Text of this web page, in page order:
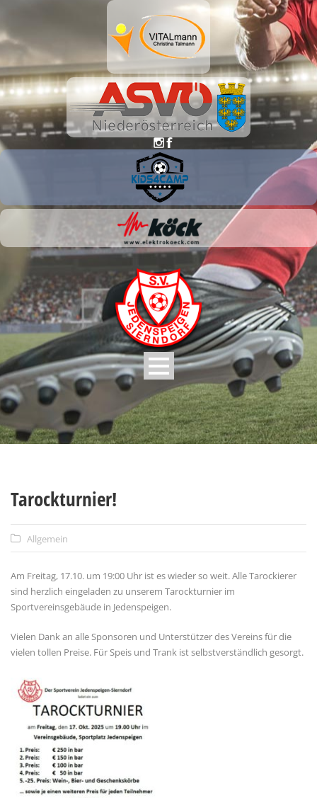
Tarockturnier!
Allgemein
Am Freitag, 17.10. um 19:00 Uhr ist es wieder so weit. Alle Tarockierer
sind herzlich eingeladen zu unserem Tarockturnier im
Sportvereinsgebäude in Jedenspeigen.
Vielen Dank an alle Sponsoren und Unterstützer des Vereins für die
vielen tollen Preise. Für Speis und Trank ist selbstverständlich gesorgt.